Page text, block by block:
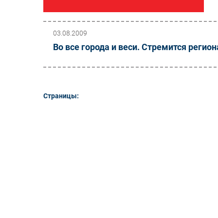
03.08.2009
Во все города и веси. Стремится
Страницы: